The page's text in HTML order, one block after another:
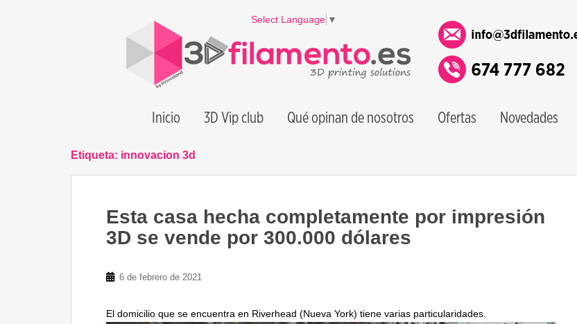
Select Language ▼
Inicio 3D Vip club Qué opinan de nosotros Ofertas Novedades
Etiqueta: innovacion 3d
Esta casa hecha completamente por impresión
3D se vende por 300.000 dólares
6 de febrero de 2021
El domicilio que se encuentra en Riverhead (Nueva York) tiene varias particularidades.